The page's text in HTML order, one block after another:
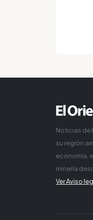
Noticias de
su región
economía,
minería
Ver Aviso